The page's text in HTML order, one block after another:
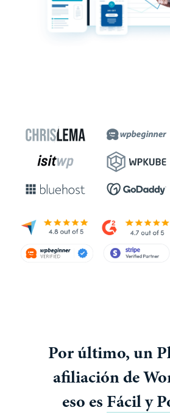
Por último, un
afiliación de
eso es Fácily